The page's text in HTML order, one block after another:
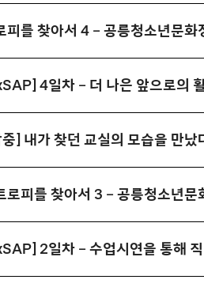
피를 찾아서 4 – 공릉청소년문
4일차 – 더 나은 앞으로의
] 내가 찾던 교실의 모습을 만났
로피를 찾아서 3 – 공릉청소년문
2일차 – 수업시연을 통해